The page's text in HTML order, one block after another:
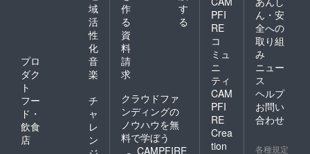
域
活
性
化
プロ
ダク
ト
音
楽
フー
ド・
飲食
店
チ
ャ
レ
ン
作
る
す
る
資
料
請
求
クラウドファ
ンディングの
ノウハウを無
料で学ぼう
CAMPFIRE
PFI
RE
コ
ミュ
ニ
ティ
CAM
PFI
RE
Crea
tion
ん・安
全への
取り組
み
ニュー
ス
ヘルプ
お問い
合わせ
各種規定